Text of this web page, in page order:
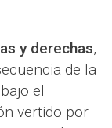
y derechas,
de la
el
vertido por